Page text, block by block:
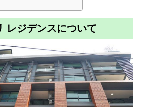
レジデンスについて